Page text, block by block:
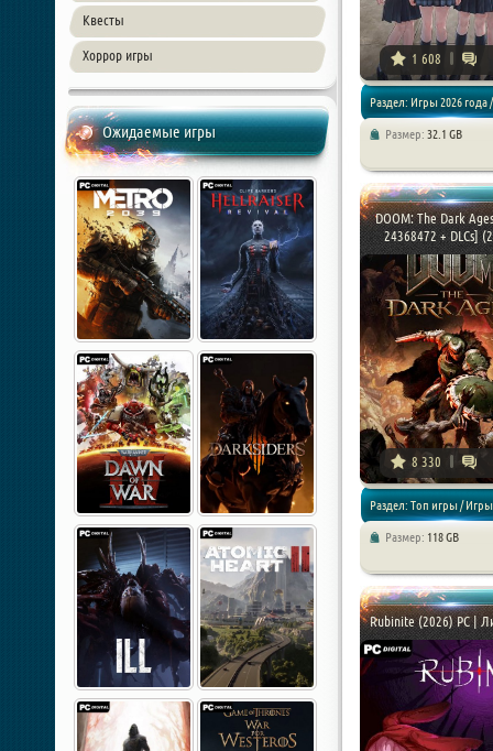
Квесты
Хоррор игры
Ожидаемые игры
1 608
Раздел: Игры 2026 года /
Размер: 32.1 GB
DOOM: The Dark
24368472 + DLCs]
8 330
Раздел: Топ игры / Игры
Размер: 118 GB
Rubinite (2026) PC |